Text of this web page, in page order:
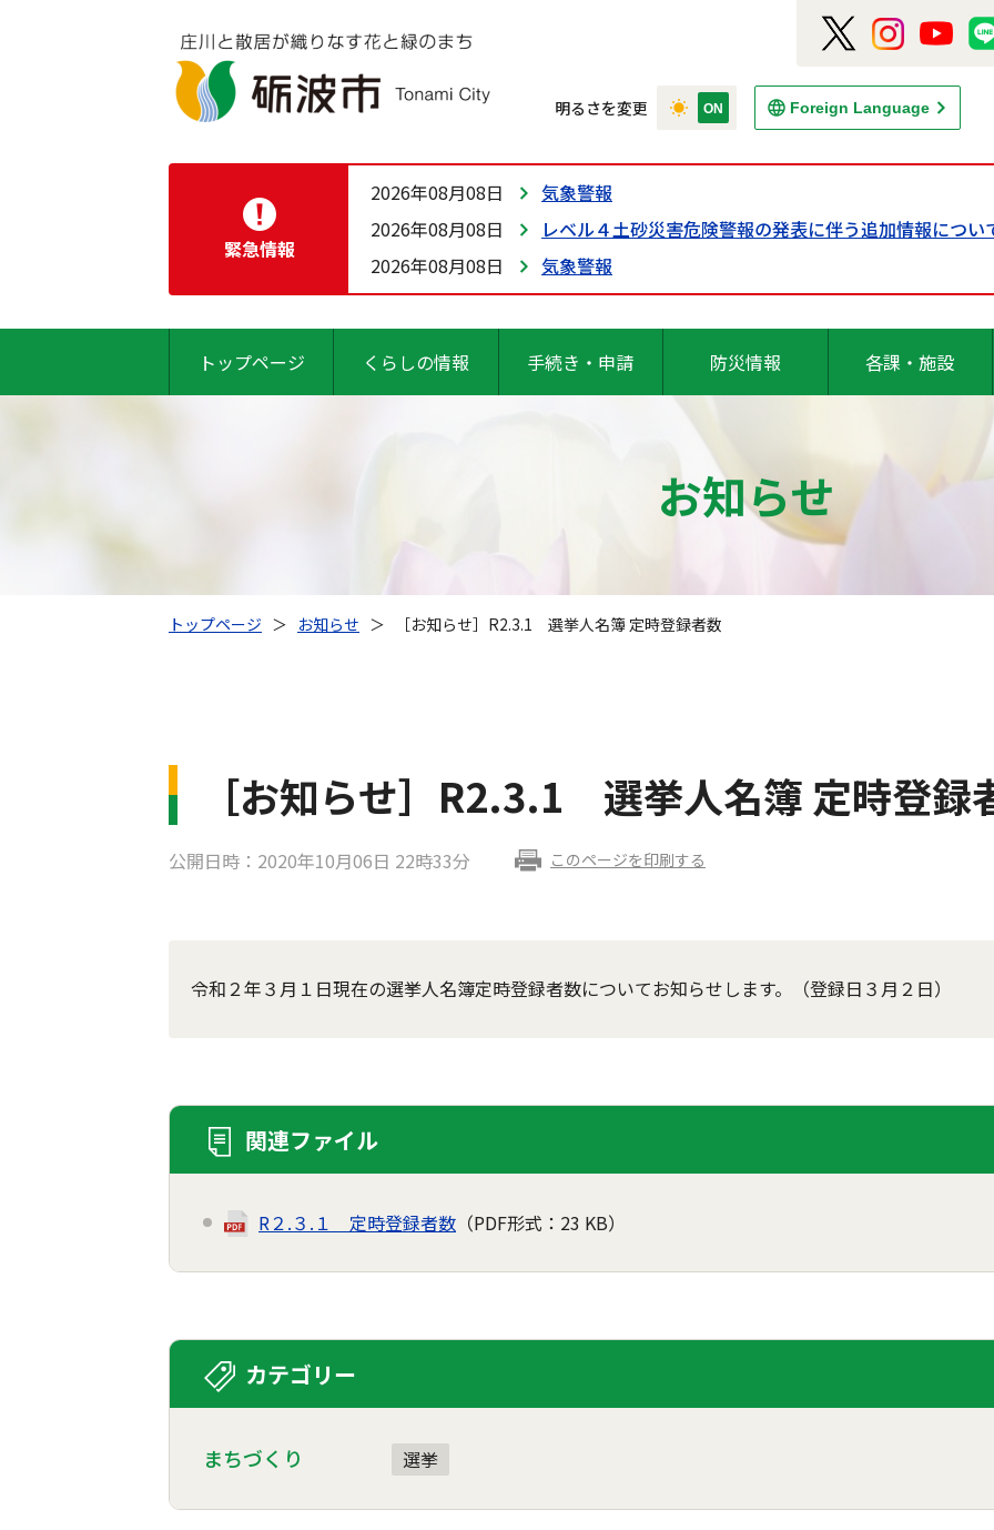
明るさを変更 Foreign Language
緊急情報
2026年08月08日
気象警報
2026年08月08日
レベル４土砂災害危険警報の発表に伴う追加情報につい
2026年08月08日
気象警報
トップページ くらしの情報 手続き・申請 防災情報 各課・施設
お知らせ
トップページ ＞ お知らせ ＞ ［お知らせ］R2.3.1 選挙人名簿 定時登録者数
［お知らせ］R2.3.1 選挙人名簿 定時登録
公開日時：2020年10月06日 22時33分 このページを印刷する
令和２年３月１日現在の選挙人名簿定時登録者数についてお知らせします。（登録日３月２日）
関連ファイル
R２.３.１ 定時登録者数 （PDF形式：23 KB）
カテゴリー
まちづくり 選挙